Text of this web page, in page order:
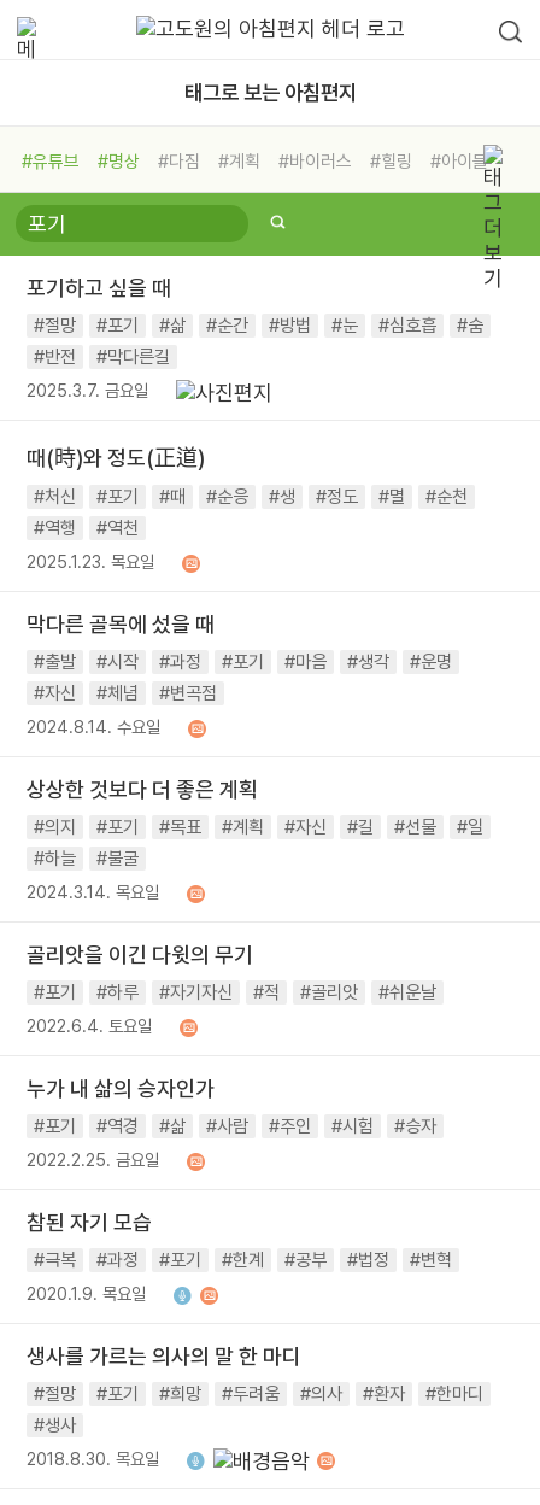
태그로 보는 아침편지
#유튜브 #명상 #다짐 #계획 #바이러스 #힐링
#아이들
#비전캠프
#독서캠프 #삶
#희망
#나눔 #친구 #링컨학교
#독서
#건강 #면역력
포기하고 싶을 때
#절망 #포기 #삶 #순간 #방법 #눈 #심호흡
#숨
#반전
#막다른길
2025.3.7. 금요일
때(時)와 정도(正道)
#처신 #포기 #때 #순응 #생 #정도 #멸
#순천
#역행
#역천
2025.1.23. 목요일
막다른 골목에 섰을 때
#출발 #시작 #과정 #포기 #마음 #생각
#운명
#자신
#체념 #변곡점
2024.8.14. 수요일
상상한 것보다 더 좋은 계획
#의지 #포기 #목표 #계획 #자신 #길 #선물
#일
#하늘
#불굴
2024.3.14. 목요일
골리앗을 이긴 다윗의 무기
#포기 #하루 #자기자신 #적 #골리앗 #쉬운날
2022.6.4. 토요일
누가 내 삶의 승자인가
#포기 #역경 #삶 #사람 #주인 #시험 #승자
2022.2.25. 금요일
참된 자기 모습
#극복 #과정 #포기 #한계 #공부 #법정 #변혁
2020.1.9. 목요일
생사를 가르는 의사의 말 한 마디
#절망 #포기 #희망 #두려움 #의사 #환자
#한마디
#생사
2018.8.30. 목요일